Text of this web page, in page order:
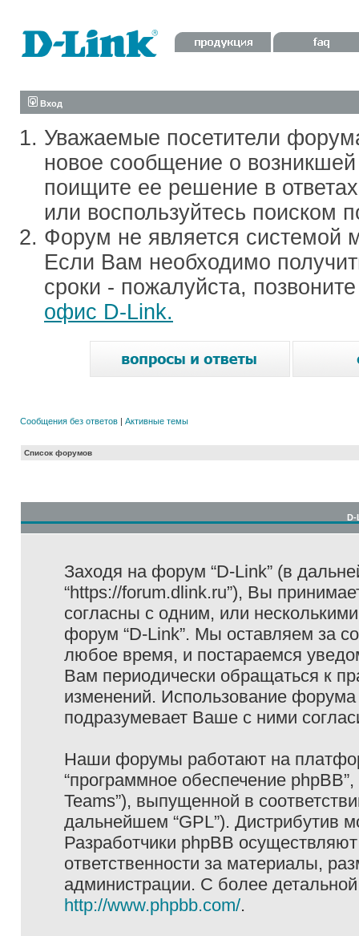
Вход
Уважаемые посетители
новое сообщение о
поищите ее решение в
или воспользуйтесь поиском
Форум не является системой
Если Вам необходимо
сроки - пожалуйста,
офис D-Link.
Сообщения без ответов | Активные темы
Список форумов
D-
Заходя на форум “D-Link” (в
“https://forum.dlink.ru”), Вы
согласны с одним, или
форум “D-Link”. Мы оставляем за
любое время, и постараемся
Вам периодически обращаться к
изменений. Использование
подразумевает Ваше с ними
Наши форумы работают на
“программное обеспечение
Teams”), выпущенной в
дальнейшем “GPL”). Дистрибутив
Разработчики phpBB
ответственности за материалы,
администрации. С более
http://www.phpbb.com/.